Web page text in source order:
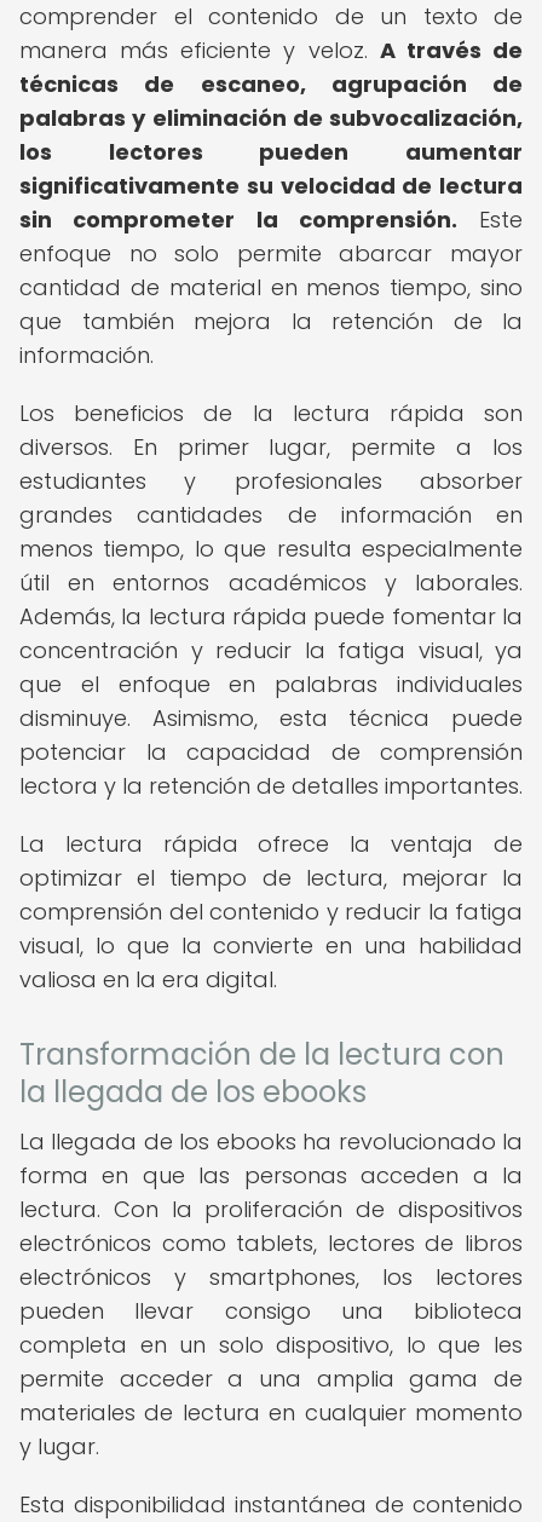
comprender el contenido de un texto de
manera más eficiente y veloz. A través de
técnicas de escaneo, agrupación de
palabras y eliminación de subvocalización,
los lectores pueden aumentar
significativamente su velocidad de lectura
sin comprometer la comprensión. Este
enfoque no solo permite abarcar mayor
cantidad de material en menos tiempo, sino
que también mejora la retención de la
información.
Los beneficios de la lectura rápida son
diversos. En primer lugar, permite a los
estudiantes y profesionales absorber
grandes cantidades de información en
menos tiempo, lo que resulta especialmente
útil en entornos académicos y laborales.
Además, la lectura rápida puede fomentar la
concentración y reducir la fatiga visual, ya
que el enfoque en palabras individuales
disminuye. Asimismo, esta técnica puede
potenciar la capacidad de comprensión
lectora y la retención de detalles importantes.
La lectura rápida ofrece la ventaja de
optimizar el tiempo de lectura, mejorar la
comprensión del contenido y reducir la fatiga
visual, lo que la convierte en una habilidad
valiosa en la era digital.
Transformación de la lectura con
la llegada de los ebooks
La llegada de los ebooks ha revolucionado la
forma en que las personas acceden a la
lectura. Con la proliferación de dispositivos
electrónicos como tablets, lectores de libros
electrónicos y smartphones, los lectores
pueden llevar consigo una biblioteca
completa en un solo dispositivo, lo que les
permite acceder a una amplia gama de
materiales de lectura en cualquier momento
y lugar.
Esta disponibilidad instantánea de contenido